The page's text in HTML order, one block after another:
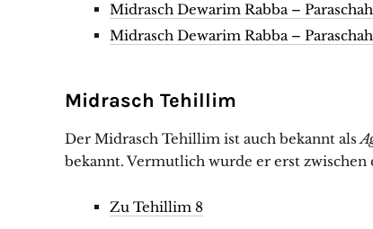
Midrasch Dewarim Rabba –
Midrasch Dewarim Rabba –
Midrasch Tehillim
Der Midrasch Tehillim ist auch bekannt als
bekannt. Vermutlich wurde er erst zwischen
Zu Tehillim 8